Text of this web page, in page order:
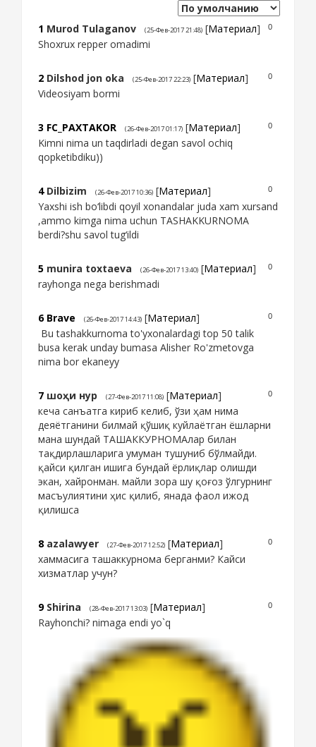
0
1 Murod Tulaganov (25-Фев-2017 21:48) [Материал]
Shoxrux repper omadimi
0
2 Dilshod jon oka (25-Фев-2017 22:23) [Материал]
Videosiyam bormi
0
3 FC_PAXTAKOR (26-Фев-2017 01:17) [Материал]
Kimni nima un taqdirladi degan savol ochiq
qopketibdiku))
0
4 Dilbizim (26-Фев-2017 10:36) [Материал]
Yaxshi ish bo‘libdi qoyil xonandalar juda xam xursand
,ammo kimga nima uchun TASHAKKURNOMA
berdi?shu savol tug‘ildi
0
5 munira toxtaeva (26-Фев-2017 13:40) [Материал]
rayhonga nega berishmadi
0
6 Brave (26-Фев-2017 14:43) [Материал]
Bu tashakkurnoma to'yxonalardagi top 50 talik
busa kerak unday bumasa Alisher Ro'zmetovga
nima bor ekaneyy
0
7 шоҳи нур (27-Фев-2017 11:08) [Материал]
кеча санъатга кириб келиб, ўзи ҳам нима
деяётганини билмай қўшиқ куйлаётган ёшларни
мана шундай ТАШАККУРНОМАлар билан
тақдирлашларига умуман тушуниб бўлмайди.
қайси қилган ишига бундай ёрлиқлар олишди
экан, хайронман. майли зора шу қоғоз ўлгурнинг
масъулиятини ҳис қилиб, янада фаол ижод
қилишса
0
8 azalawyer (27-Фев-2017 12:52) [Материал]
хаммасига ташаккурнома берганми? Кайси
хизматлар учун?
0
9 Shirina (28-Фев-2017 13:03) [Материал]
Rayhonchi? nimaga endi yo`q